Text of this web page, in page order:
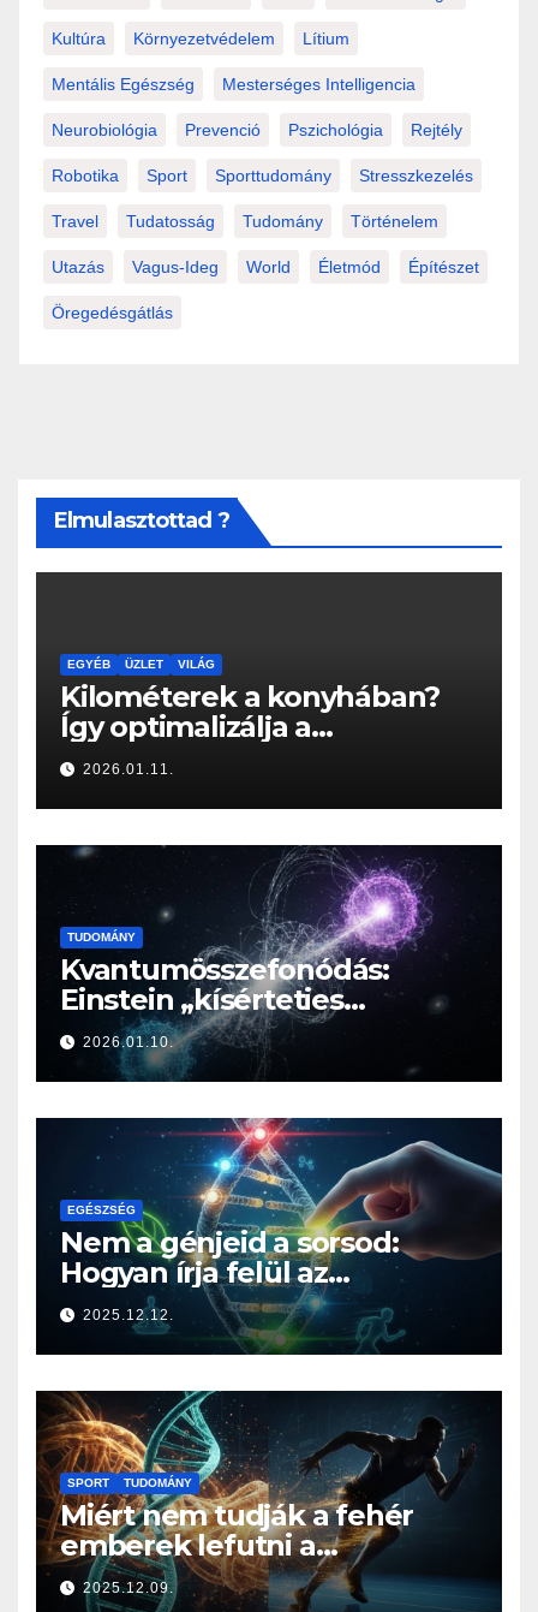
Kultúra Környezetvédelem Lítium
Mentális Egészség Mesterséges Intelligencia
Neurobiológia Prevenció Pszichológia Rejtély
Robotika Sport Sporttudomány Stresszkezelés
Travel Tudatosság Tudomány Történelem
Utazás Vagus-Ideg World Életmód Építészet
Öregedésgátlás
Elmulasztottad ?
EGYÉB ÜZLET VILÁG
Kilométerek a konyhában?
Így optimalizálja a
Konyhabútor Guru az
otthonod mozgásközpontját
2026.01.11.
TUDOMÁNY
Kvantumösszefonódás:
Einstein „kísérteties
távolhatása” a valóság
határán
2026.01.10.
EGÉSZSÉG
Nem a génjeid a sorsod:
Hogyan írja felül az
életmódod az örökségedet?
2025.12.12.
SPORT TUDOMÁNY
Miért nem tudják a fehér
emberek lefutni a
jamaicaiakat? A sprintelés
2025.12.09.